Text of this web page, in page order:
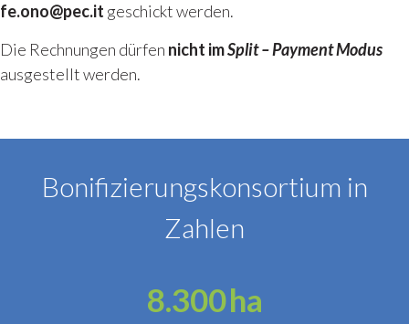
fe.ono@pec.it geschickt werden.
Die Rechnungen dürfen nicht imSplit – Payment Modus
ausgestellt werden.
Bonifizierungskonsortium in
Zahlen
8.300ha